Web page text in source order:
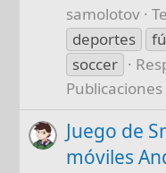
samolotov
deportes
soccer
Juego de
móviles